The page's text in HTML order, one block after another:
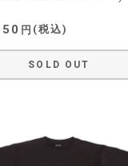
税込
SOLD OUT